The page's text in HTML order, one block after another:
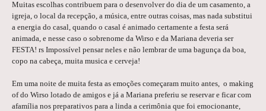
Muitas escolhas contribuem para o desenvolver do dia de um casamento, a
igreja, o local da recepção, a música, entre outras coisas, mas nada substitui
a energia do casal, quando o casal é animado certamente a festa será
animada, e nesse caso o sobrenome da Wirso e da Mariana deveria ser
FESTA! rs Impossível pensar neles e não lembrar de uma bagunça da boa,
copo na cabeça, muita musica e cerveja!
Em uma noite de muita festa as emoções começaram muito antes, o making
of do Wirso lotado de amigos e já a Mariana preferiu se reservar e ficar com
afamília nos preparativos para a linda a cerimônia que foi emocionante,